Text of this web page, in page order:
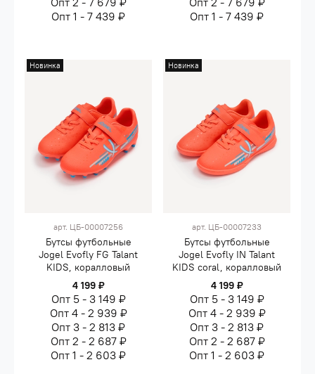
Опт 1 - 7 439 ₽
Опт 1 - 7 439 ₽
Новинка
арт. ЦБ-00007256
Бутсы футбольные
Jogel Evofly FG Talant
KIDS, коралловый
4 199 ₽
Опт 5 - 3 149 ₽
Опт 4 - 2 939 ₽
Опт 3 - 2 813 ₽
Опт 2 - 2 687 ₽
Опт 1 - 2 603 ₽
Новинка
арт. ЦБ-00007233
Бутсы футбольные
Jogel Evofly IN Talant
KIDS coral, коралловый
4 199 ₽
Опт 5 - 3 149 ₽
Опт 4 - 2 939 ₽
Опт 3 - 2 813 ₽
Опт 2 - 2 687 ₽
Опт 1 - 2 603 ₽